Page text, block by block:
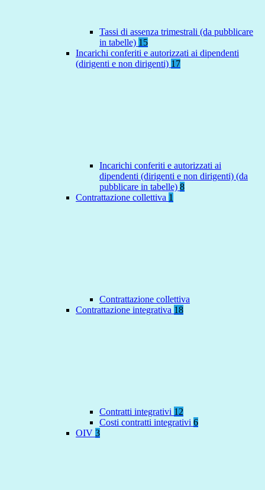
Tassi di assenza trimestrali (da pubblicare
in tabelle) 15
Incarichi conferiti e autorizzati ai dipendenti
(dirigenti e non dirigenti) 17
Incarichi conferiti e autorizzati ai
dipendenti (dirigenti e non dirigenti) (da
pubblicare in tabelle) 8
Contrattazione collettiva 1
Contrattazione collettiva
Contrattazione integrativa 18
Contratti integrativi 12
Costi contratti integrativi 6
OIV 3